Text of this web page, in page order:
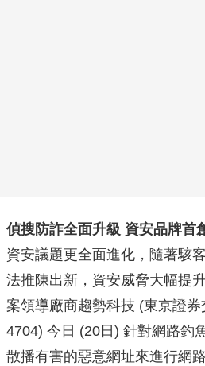
偵搜防詐全面升級 資安品牌首
資安議題更全面進化，隨著駭
法推陳出新，資安威脅大幅提
案領導廠商趨勢科技 (東京證券
4704) 今日 (20日) 針對網路釣
散播有害的惡意網址來進行網